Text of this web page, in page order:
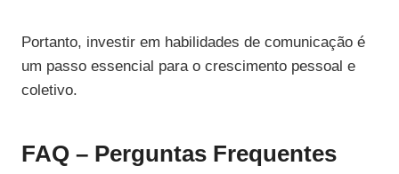
Portanto, investir em habilidades de comunicação é
um passo essencial para o crescimento pessoal e
coletivo.
FAQ – Perguntas Frequentes